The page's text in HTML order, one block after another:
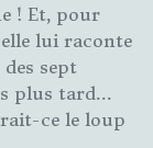
! Et, pour
lui raconte
sept
plus tard...
ce le loup